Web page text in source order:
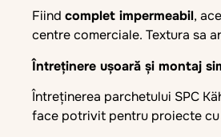
Fiind complet impermeabil,
centre comerciale. Textura sa
Întreținere ușoară și montaj
Întreținerea parchetului SPC
face potrivit pentru proiecte